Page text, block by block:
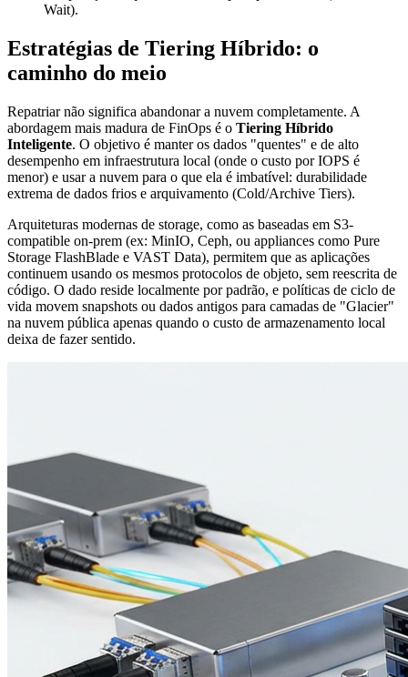
Wait).
Estratégias de Tiering Híbrido: o
caminho do meio
Repatriar não significa abandonar a nuvem completamente. A
abordagem mais madura de FinOps é o Tiering Híbrido
Inteligente. O objetivo é manter os dados "quentes" e de alto
desempenho em infraestrutura local (onde o custo por IOPS é
menor) e usar a nuvem para o que ela é imbatível: durabilidade
extrema de dados frios e arquivamento (Cold/Archive Tiers).
Arquiteturas modernas de storage, como as baseadas em S3-
compatible on-prem (ex: MinIO, Ceph, ou appliances como Pure
Storage FlashBlade e VAST Data), permitem que as aplicações
continuem usando os mesmos protocolos de objeto, sem reescrita de
código. O dado reside localmente por padrão, e políticas de ciclo de
vida movem snapshots ou dados antigos para camadas de "Glacier"
na nuvem pública apenas quando o custo de armazenamento local
deixa de fazer sentido.